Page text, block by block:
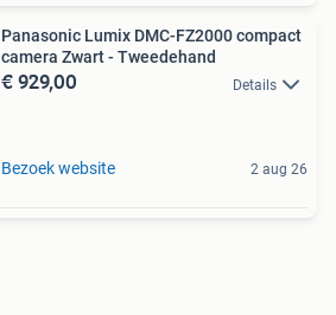
Panasonic Lumix DMC-FZ2000 compact
camera Zwart - Tweedehand
€ 929,00 Details
Bezoek website 2 aug 26